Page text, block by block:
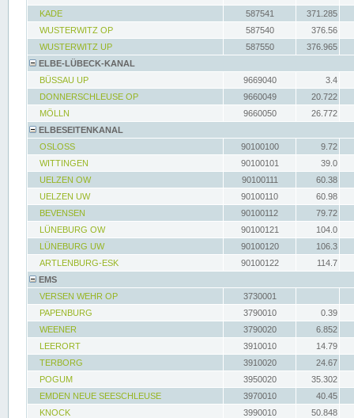
KADE
587541
371.285
WUSTERWITZ OP
587540
376.56
WUSTERWITZ UP
587550
376.965
ELBE-LÜBECK-KANAL
BÜSSAU UP
9669040
3.4
DONNERSCHLEUSE OP
9660049
20.722
MÖLLN
9660050
26.772
ELBESEITENKANAL
OSLOSS
90100100
9.72
WITTINGEN
90100101
39.0
UELZEN OW
90100111
60.38
UELZEN UW
90100110
60.98
BEVENSEN
90100112
79.72
LÜNEBURG OW
90100121
104.0
LÜNEBURG UW
90100120
106.3
ARTLENBURG-ESK
90100122
114.7
EMS
VERSEN WEHR OP
3730001
PAPENBURG
3790010
0.39
WEENER
3790020
6.852
LEERORT
3910010
14.79
TERBORG
3910020
24.67
POGUM
3950020
35.302
EMDEN NEUE SEESCHLEUSE
3970010
40.45
KNOCK
3990010
50.848